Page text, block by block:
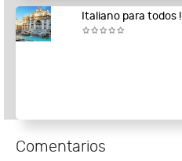
Italiano para todos !
Comentarios